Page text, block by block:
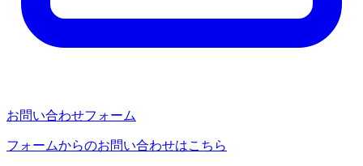
お問い合わせフォーム
フォームからのお問い合わせはこちら